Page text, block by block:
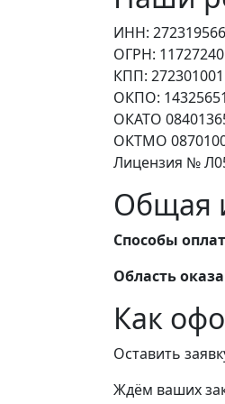
ИНН:
ОГРН:
КПП: 272301001
ОКПО: 14325651
ОКАТО
ОКТМО
Лицензия №
Общая
Способы
Область
Как
Оставить
Ждём ваших